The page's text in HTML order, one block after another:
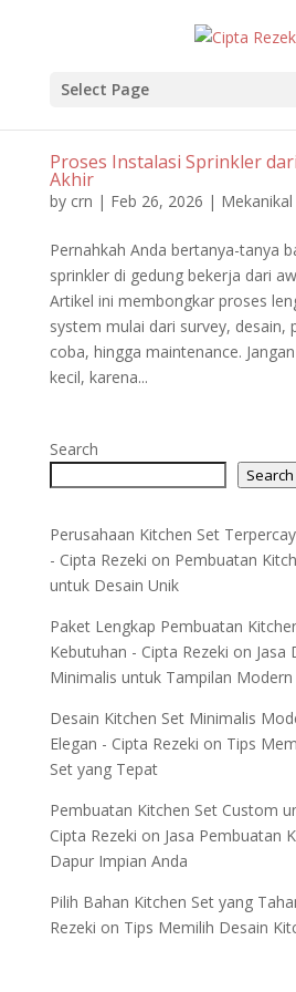
Select Page
Proses Instalasi Sprinkler
Akhir
by crn | Feb 26, 2026 |
Pernahkah Anda bertanya-tanya
sprinkler di gedung bekerja dari
Artikel ini membongkar proses
system mulai dari survey, desain,
coba, hingga maintenance.
kecil, karena...
Search
Search
Perusahaan Kitchen Set
- Cipta Rezeki on Pembuatan
untuk Desain Unik
Paket Lengkap Pembuatan
Kebutuhan - Cipta Rezeki on Jasa
Minimalis untuk Tampilan Modern
Desain Kitchen Set Minimalis
Elegan - Cipta Rezeki on Tips
Set yang Tepat
Pembuatan Kitchen Set Custom
Cipta Rezeki on Jasa Pembuatan
Dapur Impian Anda
Pilih Bahan Kitchen Set yang
Rezeki on Tips Memilih Desain